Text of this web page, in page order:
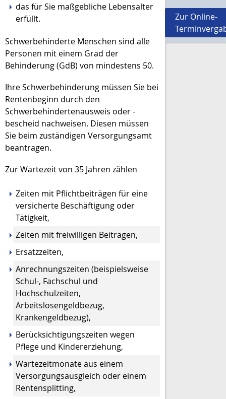
das für Sie maßgebliche Lebensalter
erfüllt.
Schwerbehinderte Menschen sind alle
Personen mit einem Grad der
Behinderung (GdB) von mindestens 50.
Ihre Schwerbehinderung müssen Sie bei
Rentenbeginn durch den
Schwerbehindertenausweis oder -
bescheid nachweisen. Diesen müssen
Sie beim zuständigen Versorgungsamt
beantragen.
Zur Wartezeit von 35 Jahren zählen
Zeiten mit Pflichtbeiträgen für eine
versicherte Beschäftigung oder
Tätigkeit,
Zeiten mit freiwilligen Beiträgen,
Ersatzzeiten,
Anrechnungszeiten (beispielsweise
Schul-, Fachschul und
Hochschulzeiten,
Arbeitslosengeldbezug,
Krankengeldbezug),
Berücksichtigungszeiten wegen
Pflege und Kindererziehung,
Wartezeitmonate aus einem
Versorgungsausgleich oder einem
Rentensplitting,
Zur Online-